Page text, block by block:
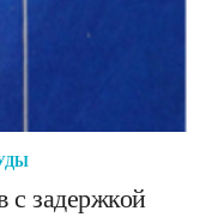
с задержкой